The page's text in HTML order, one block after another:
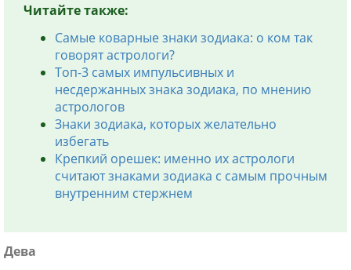
Читайте также:
Самые коварные знаки зодиака: о ком так
говорят астрологи?
Топ-3 самых импульсивных и
несдержанных знака зодиака, по мнению
астрологов
Знаки зодиака, которых желательно
избегать
Крепкий орешек: именно их астрологи
считают знаками зодиака с самым прочным
внутренним стержнем
Дева